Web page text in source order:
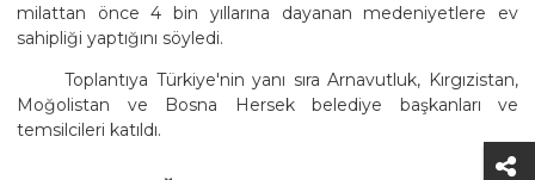
milattan önce 4 bin yıllarına dayanan medeniyetlere ev
sahipliği yaptığını söyledi.
Toplantıya Türkiye'nin yanı sıra Arnavutluk, Kırgızistan,
Moğolistan ve Bosna Hersek belediye başkanları ve
temsilcileri katıldı.